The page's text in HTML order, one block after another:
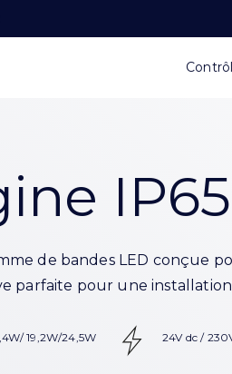
IP65
de bandes LED conçue
parfaite pour une
19,2W/24,5W 24V dc /